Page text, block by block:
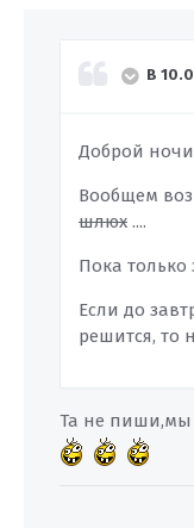
В
Доброй
Вообщем
шлюх ....
Пока только
Если до
решится, то
Та не пиши,мы